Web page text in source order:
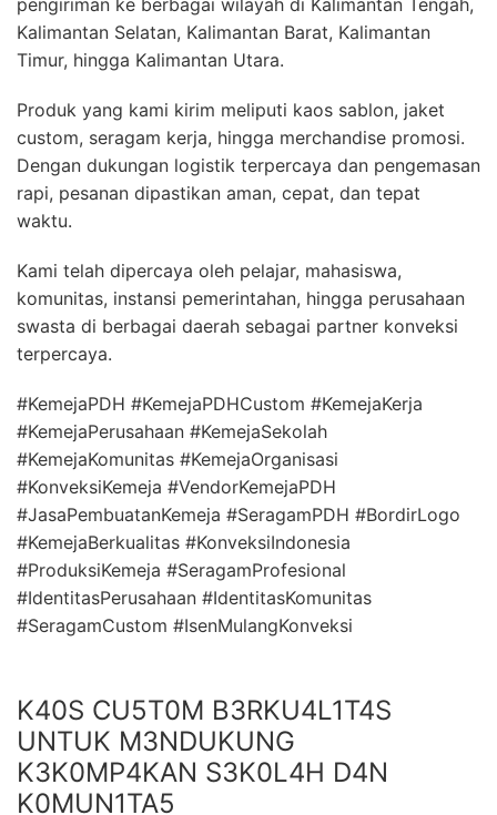
Kalimantan Selatan, Kalimantan Barat, Kalimantan
Timur, hingga Kalimantan Utara.
Produk yang kami kirim meliputi kaos sablon, jaket
custom, seragam kerja, hingga merchandise promosi.
Dengan dukungan logistik terpercaya dan pengemasan
rapi, pesanan dipastikan aman, cepat, dan tepat
waktu.
Kami telah dipercaya oleh pelajar, mahasiswa,
komunitas, instansi pemerintahan, hingga perusahaan
swasta di berbagai daerah sebagai partner konveksi
terpercaya.
#KemejaPDH #KemejaPDHCustom #KemejaKerja
#KemejaPerusahaan #KemejaSekolah
#KemejaKomunitas #KemejaOrganisasi
#KonveksiKemeja #VendorKemejaPDH
#JasaPembuatanKemeja #SeragamPDH #BordirLogo
#KemejaBerkualitas #KonveksiIndonesia
#ProduksiKemeja #SeragamProfesional
#IdentitasPerusahaan #IdentitasKomunitas
#SeragamCustom #IsenMulangKonveksi
K40S CU5T0M B3RKU4L1T4S
UNTUK M3NDUKUNG
K3K0MP4KAN S3K0L4H D4N
K0MUN1TA5